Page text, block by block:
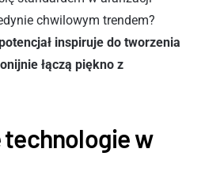
chwilowym trendem?
inspiruje do tworzenia
łączą piękno z
technologie w